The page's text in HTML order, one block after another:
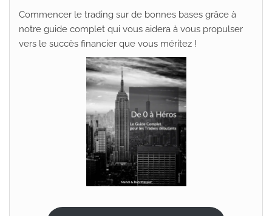
Commencer le trading sur de bonnes bases grâce à
notre guide complet qui vous aidera à vous propulser
vers le succès financier que vous méritez !